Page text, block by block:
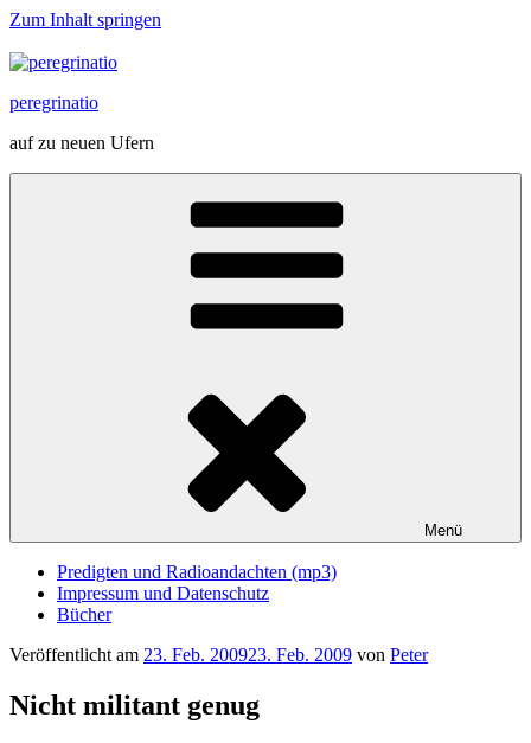
Zum Inhalt springen
peregrinatio
auf zu neuen Ufern
Menü
Predigten und Radioandachten (mp3)
Impressum und Datenschutz
Bücher
Veröffentlicht am 23. Feb. 200923. Feb. 2009 von Peter
Nicht militant genug